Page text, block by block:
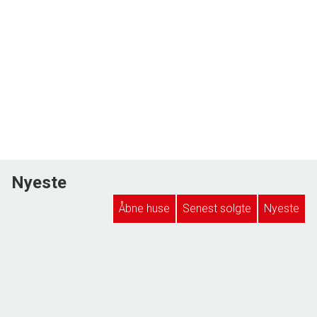
Nyeste
Åbne huse Senest solgte Nyeste